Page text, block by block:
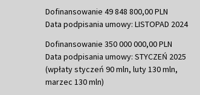
Dofinansowanie 49 848 800,00 PLN
Data podpisania umowy: LISTOPAD 2024
Dofinansowanie 350 000 000,00 PLN
Data podpisania umowy: STYCZEŃ 2025
(wpłaty styczeń 90 mln, luty 130 mln,
marzec 130 mln)